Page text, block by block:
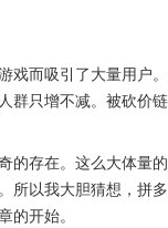
而吸引了大量用户
群只增不减。被砍价
存在。这么大体量
以我大胆猜想，拼
开始。